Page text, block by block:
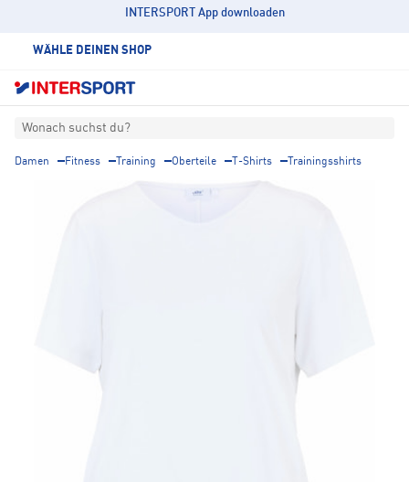
INTERSPORT App downloaden
WÄHLE DEINEN SHOP
Wonach suchst du?
Damen Fitness Training Oberteile T-Shirts Trainingsshirts